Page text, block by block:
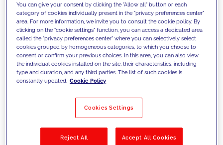
Inhalte und kreative Assets, die
auf Markenpositionnierung und
Performance-Ziele einzahlen -
gestützt auf Daten, SEO, GEO und
KI. Durch Testing,
Methoden optimieren wir digitale
Erlebnisse kontinuierlich, um
Sichtbarkeit, Engagement und
You can give your consent by clicking the "Allow all" button or each
category of cookies individually present in the "privacy preferences center"
area. For more information, we invite you to consult the cookie policy. By
clicking on the "cookie settings" function, you can access a dedicated area
called the "privacy preferences center" where you can selectively select
cookies grouped by homogeneous categories, to which you choose to
consent or confirm your previous choices. In this area, you can also view
the individual cookies installed on the site, their characteristics, including
type and duration, and any third parties. The list of such cookies is
constantly updated. Cookie Policy
Cookies Settings
Reject All Accept All Cookies